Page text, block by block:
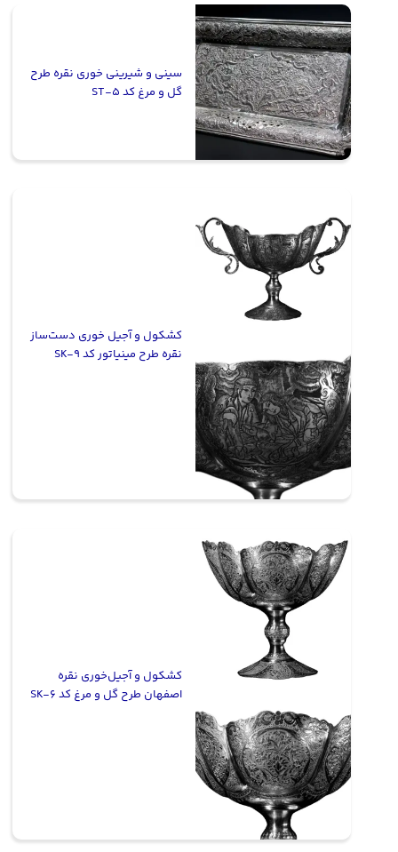
سینی و شیرینی خوری نقره طرح
گل و مرغ کد ST-5
کشکول و آجیل خوری دست‌ساز
نقره طرح مینیاتور کد SK-9
کشکول و آجیل‌خوری نقره
اصفهان طرح گل و مرغ کد SK-6